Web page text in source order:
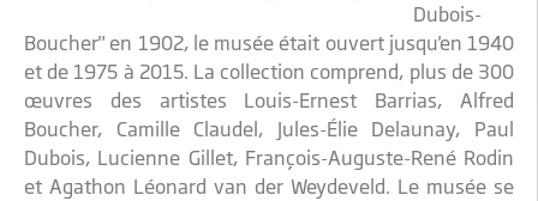
Dubois-
Boucher" en 1902, le musée était ouvert jusqu'en 1940
et de 1975 à 2015. La collection comprend, plus de 300
œuvres des artistes Louis-Ernest Barrias, Alfred
Boucher, Camille Claudel, Jules-Élie Delaunay, Paul
Dubois, Lucienne Gillet, François-Auguste-René Rodin
et Agathon Léonard van der Weydeveld. Le musée se